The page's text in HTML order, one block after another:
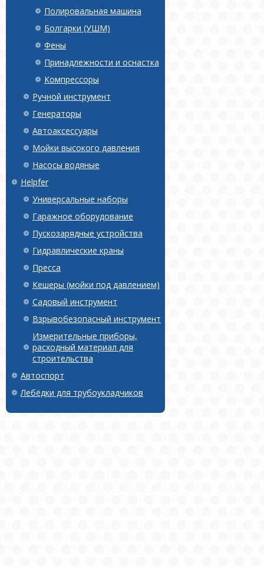
Полировальная машина
Болгарки (УШМ)
Фены
Принадлежности и оснастка
Компрессоры
Ручной инструмент
Генераторы
Автоаксессуары
Мойки высокого давления
Насосы водяные
Helpfer
Универсальные наборы
Гаражное оборудование
Пускозарядные устройства
Гидравлические краны
Пресса
Кешеры (мойки под давлением)
Садовый инструмент
Взрывобезопасный инструмент
Измерительные приборы,
расходный материал для
строительства
Автоспорт
Лебёдки для трубоукладчиков